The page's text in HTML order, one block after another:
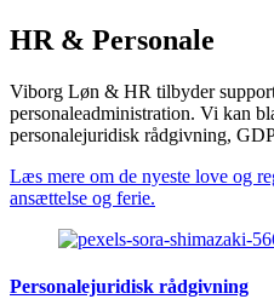
HR & Personale
Viborg Løn & HR tilbyder
personaleadministration. Vi kan
personalejuridisk rådgivning,
Læs mere om de nyeste love og
ansættelse og ferie.
Personalejuridisk rådgivning